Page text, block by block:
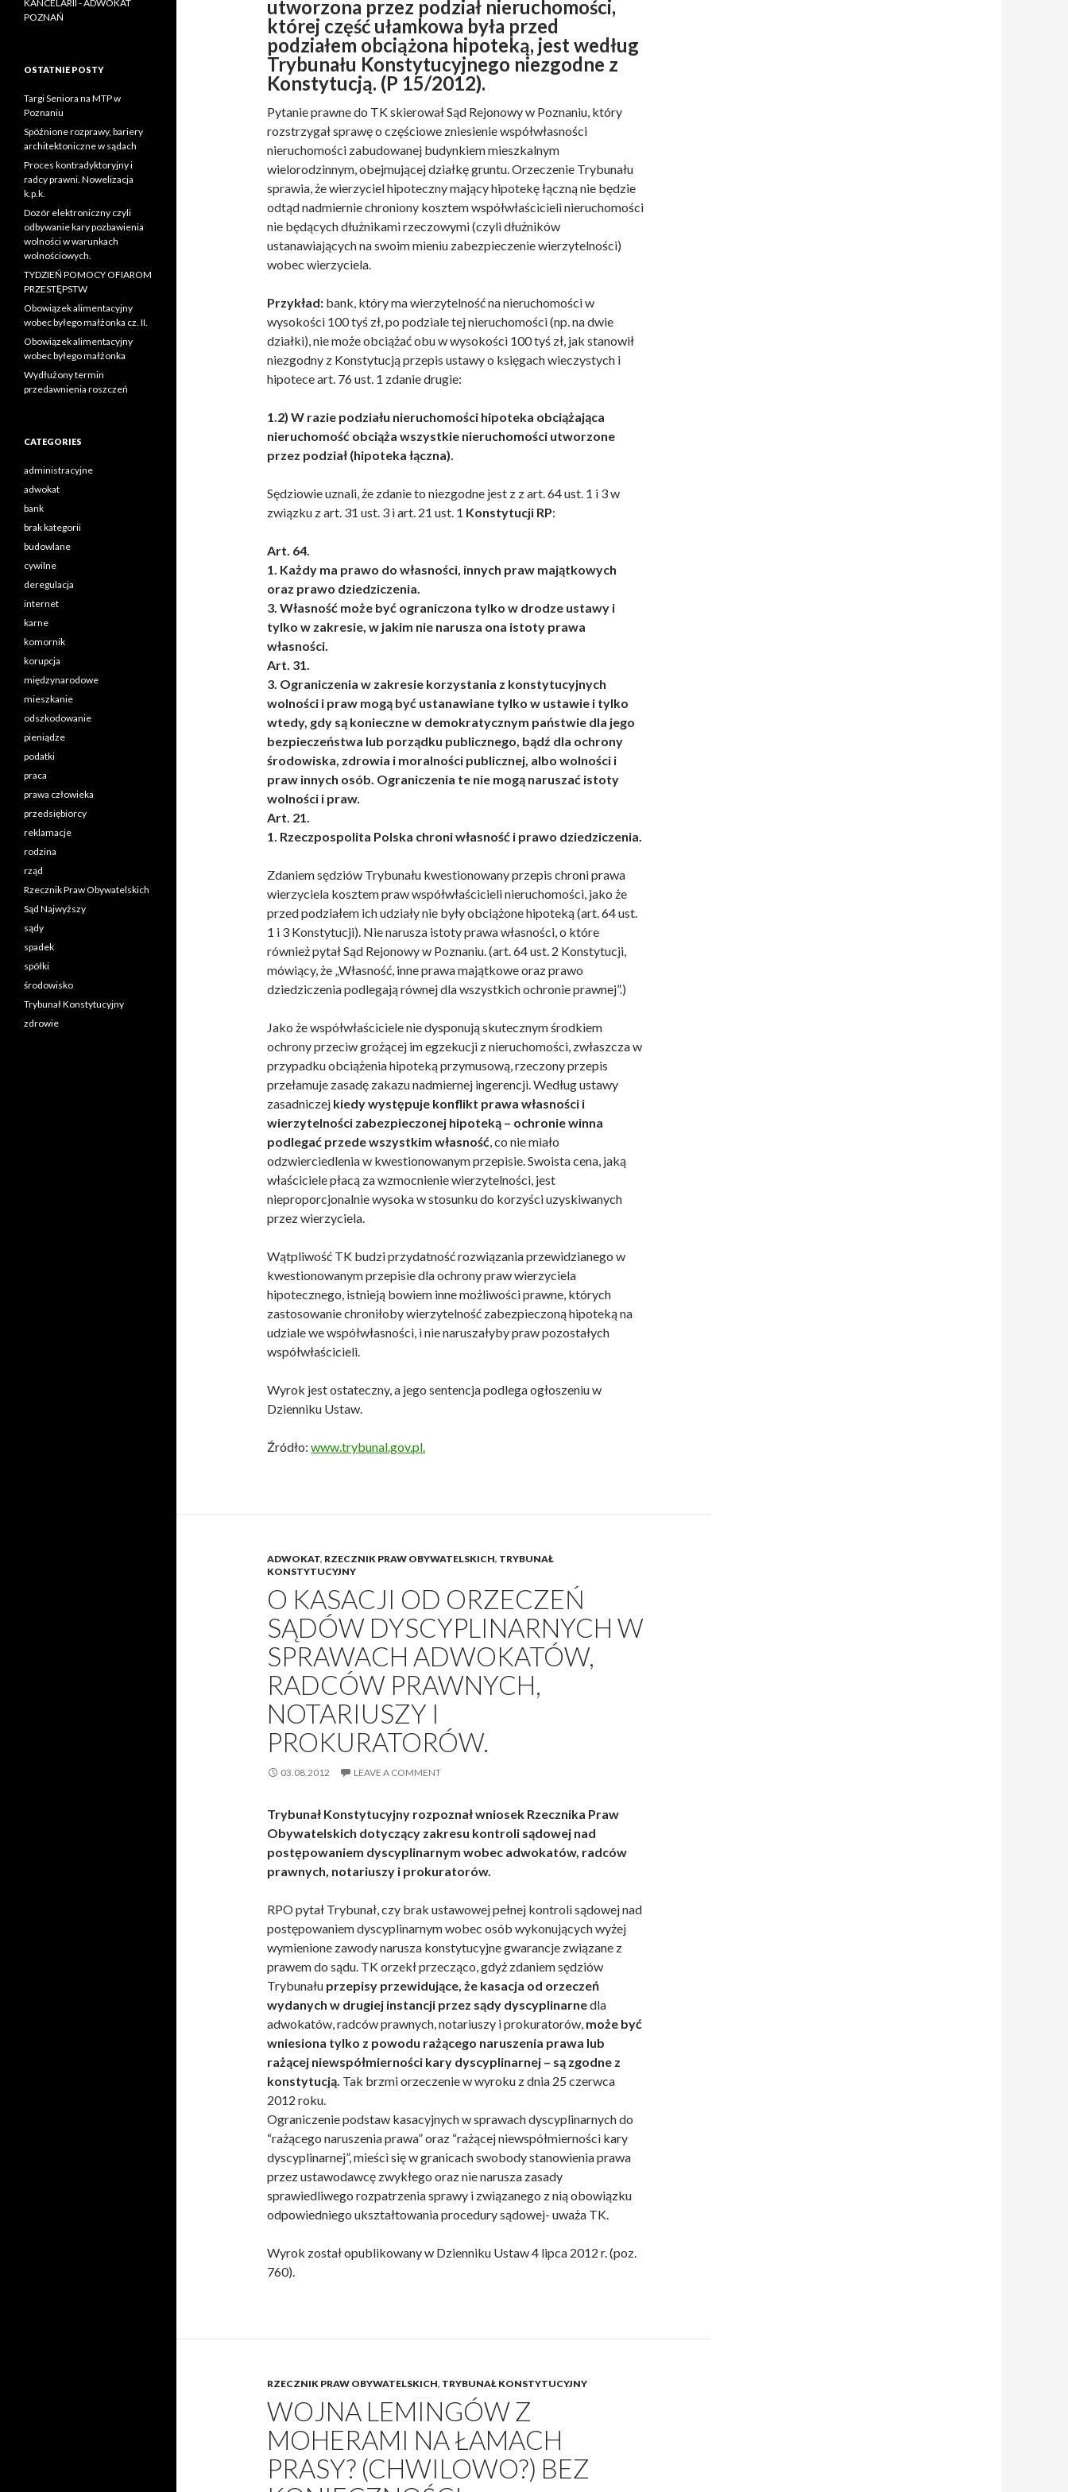
utworzona przez podział nieruchomości,
której część ułamkowa była przed
podziałem obciążona hipoteką, jest według
Trybunału Konstytucyjnego niezgodne z
Konstytucją. (P 15/2012).
Pytanie prawne do TK skierował Sąd Rejonowy w Poznaniu, który
rozstrzygał sprawę o częściowe zniesienie współwłasności
nieruchomości zabudowanej budynkiem mieszkalnym
wielorodzinnym, obejmującej działkę gruntu. Orzeczenie Trybunału
sprawia, że wierzyciel hipoteczny mający hipotekę łączną nie będzie
odtąd nadmiernie chroniony kosztem współwłaścicieli nieruchomości
nie będących dłużnikami rzeczowymi (czyli dłużników
ustanawiających na swoim mieniu zabezpieczenie wierzytelności)
wobec wierzyciela.
Przykład: bank, który ma wierzytelność na nieruchomości w
wysokości 100 tyś zł, po podziale tej nieruchomości (np. na dwie
działki), nie może obciążać obu w wysokości 100 tyś zł, jak stanowił
niezgodny z Konstytucją przepis ustawy o księgach wieczystych i
hipotece art. 76 ust. 1 zdanie drugie:
1.2) W razie podziału nieruchomości hipoteka obciążająca
nieruchomość obciąża wszystkie nieruchomości utworzone
przez podział (hipoteka łączna).
Sędziowie uznali, że zdanie to niezgodne jest z z art. 64 ust. 1 i 3 w
związku z art. 31 ust. 3 i art. 21 ust. 1 Konstytucji RP:
Art. 64.
1. Każdy ma prawo do własności, innych praw majątkowych
oraz prawo dziedziczenia.
3. Własność może być ograniczona tylko w drodze ustawy i
tylko w zakresie, w jakim nie narusza ona istoty prawa
własności.
Art. 31.
3. Ograniczenia w zakresie korzystania z konstytucyjnych
wolności i praw mogą być ustanawiane tylko w ustawie i tylko
wtedy, gdy są konieczne w demokratycznym państwie dla jego
bezpieczeństwa lub porządku publicznego, bądź dla ochrony
środowiska, zdrowia i moralności publicznej, albo wolności i
praw innych osób. Ograniczenia te nie mogą naruszać istoty
wolności i praw.
Art. 21.
1. Rzeczpospolita Polska chroni własność i prawo dziedziczenia.
Zdaniem sędziów Trybunału kwestionowany przepis chroni prawa
wierzyciela kosztem praw współwłaścicieli nieruchomości, jako że
przed podziałem ich udziały nie były obciążone hipoteką (art. 64 ust.
1 i 3 Konstytucji). Nie narusza istoty prawa własności, o które
również pytał Sąd Rejonowy w Poznaniu. (art. 64 ust. 2 Konstytucji,
mówiący, że „Własność, inne prawa majątkowe oraz prawo
dziedziczenia podlegają równej dla wszystkich ochronie prawnej”.)
Jako że współwłaściciele nie dysponują skutecznym środkiem
ochrony przeciw grożącej im egzekucji z nieruchomości, zwłaszcza w
przypadku obciążenia hipoteką przymusową, rzeczony przepis
przełamuje zasadę zakazu nadmiernej ingerencji. Według ustawy
zasadniczej kiedy występuje konflikt prawa własności i
wierzytelności zabezpieczonej hipoteką – ochronie winna
podlegać przede wszystkim własność, co nie miało
odzwierciedlenia w kwestionowanym przepisie. Swoista cena, jaką
właściciele płacą za wzmocnienie wierzytelności, jest
nieproporcjonalnie wysoka w stosunku do korzyści uzyskiwanych
przez wierzyciela.
Wątpliwość TK budzi przydatność rozwiązania przewidzianego w
kwestionowanym przepisie dla ochrony praw wierzyciela
hipotecznego, istnieją bowiem inne możliwości prawne, których
zastosowanie chroniłoby wierzytelność zabezpieczoną hipoteką na
udziale we współwłasności, i nie naruszałyby praw pozostałych
współwłaścicieli.
Wyrok jest ostateczny, a jego sentencja podlega ogłoszeniu w
Dzienniku Ustaw.
Źródło: www.trybunal.gov.pl.
ADWOKAT, RZECZNIK PRAW OBYWATELSKICH, TRYBUNAŁ
KONSTYTUCYJNY
O KASACJI OD ORZECZEŃ
SĄDÓW DYSCYPLINARNYCH W
SPRAWACH ADWOKATÓW,
RADCÓW PRAWNYCH,
NOTARIUSZY I
PROKURATORÓW.
03.08.2012 LEAVE A COMMENT
Trybunał Konstytucyjny rozpoznał wniosek Rzecznika Praw
Obywatelskich dotyczący zakresu kontroli sądowej nad
postępowaniem dyscyplinarnym wobec adwokatów, radców
prawnych, notariuszy i prokuratorów.
RPO pytał Trybunał, czy brak ustawowej pełnej kontroli sądowej nad
postępowaniem dyscyplinarnym wobec osób wykonujących wyżej
wymienione zawody narusza konstytucyjne gwarancje związane z
prawem do sądu. TK orzekł przecząco, gdyż zdaniem sędziów
Trybunału przepisy przewidujące, że kasacja od orzeczeń
wydanych w drugiej instancji przez sądy dyscyplinarnedla
adwokatów, radców prawnych, notariuszy i prokuratorów, może być
wniesiona tylko z powodu rażącego naruszenia prawa lub
rażącej niewspółmierności kary dyscyplinarnej – są zgodne z
konstytucją. Tak brzmi orzeczenie w wyroku z dnia 25 czerwca
2012 roku.
Ograniczenie podstaw kasacyjnych w sprawach dyscyplinarnych do
“rażącego naruszenia prawa” oraz “rażącej niewspółmierności kary
dyscyplinarnej”, mieści się w granicach swobody stanowienia prawa
przez ustawodawcę zwykłego oraz nie narusza zasady
sprawiedliwego rozpatrzenia sprawy i związanego z nią obowiązku
odpowiedniego ukształtowania procedury sądowej- uważa TK.
Wyrok został opublikowany w Dzienniku Ustaw 4 lipca 2012 r. (poz.
760).
RZECZNIK PRAW OBYWATELSKICH, TRYBUNAŁ KONSTYTUCYJNY
WOJNA LEMINGÓW Z
MOHERAMI NA ŁAMACH
PRASY? (CHWILOWO?) BEZ
KANCELARII - ADWOKAT
POZNAŃ
OSTATNIE POSTY
Targi Seniora na MTP w
Poznaniu
Spóźnione rozprawy, bariery
architektoniczne w sądach
Proces kontradyktoryjny i
radcy prawni. Nowelizacja
k.p.k.
Dozór elektroniczny czyli
odbywanie kary pozbawienia
wolności w warunkach
wolnościowych.
TYDZIEŃ POMOCY OFIAROM
PRZESTĘPSTW
Obowiązek alimentacyjny
wobec byłego małżonka cz. II.
Obowiązek alimentacyjny
wobec byłego małżonka
Wydłużony termin
przedawnienia roszczeń
CATEGORIES
administracyjne
adwokat
bank
brak kategorii
budowlane
cywilne
deregulacja
internet
karne
komornik
korupcja
międzynarodowe
mieszkanie
odszkodowanie
pieniądze
podatki
praca
prawa człowieka
przedsiębiorcy
reklamacje
rodzina
rząd
Rzecznik Praw Obywatelskich
Sąd Najwyższy
sądy
spadek
spółki
środowisko
Trybunał Konstytucyjny
zdrowie